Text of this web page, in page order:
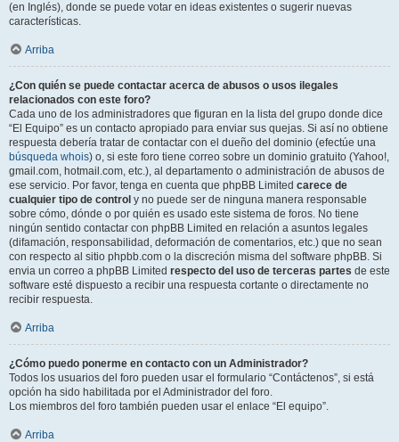
(en Inglés), donde se puede votar en ideas existentes o sugerir nuevas
características.
Arriba
¿Con quién se puede contactar acerca de abusos o usos ilegales
relacionados con este foro?
Cada uno de los administradores que figuran en la lista del grupo donde dice
“El Equipo” es un contacto apropiado para enviar sus quejas. Si así no obtiene
respuesta debería tratar de contactar con el dueño del dominio (efectúe una
búsqueda whois) o, si este foro tiene correo sobre un dominio gratuito (Yahoo!,
gmail.com, hotmail.com, etc.), al departamento o administración de abusos de
ese servicio. Por favor, tenga en cuenta que phpBB Limited carece de
cualquier tipo de control y no puede ser de ninguna manera responsable
sobre cómo, dónde o por quién es usado este sistema de foros. No tiene
ningún sentido contactar con phpBB Limited en relación a asuntos legales
(difamación, responsabilidad, deformación de comentarios, etc.) que no sean
con respecto al sitio phpbb.com o la discreción misma del software phpBB. Si
envia un correo a phpBB Limited respecto del uso de terceras partes de este
software esté dispuesto a recibir una respuesta cortante o directamente no
recibir respuesta.
Arriba
¿Cómo puedo ponerme en contacto con un Administrador?
Todos los usuarios del foro pueden usar el formulario “Contáctenos”, si está
opción ha sido habilitada por el Administrador del foro.
Los miembros del foro también pueden usar el enlace “El equipo”.
Arriba